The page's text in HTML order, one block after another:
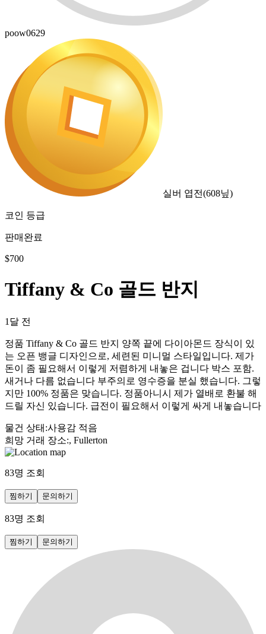
poow0629
실버 엽전(608닢)
코인 등급
판매완료
$700
Tiffany & Co 골드 반지
1달 전
정품 Tiffany & Co 골드 반지 양쪽 끝에 다이아몬드 장식이 있
는 오픈 뱅글 디자인으로, 세련된 미니멀 스타일입니다. 제가
돈이 좀 필요해서 이렇게 저렴하게 내놓은 겁니다 박스 포함.
새거나 다름 없습니다 부주의로 영수증을 분실 했습니다. 그렇
지만 100% 정품은 맞습니다. 정품아니시 제가 열배로 환불 해
드릴 자신 있습니다. 급전이 필요해서 이렇게 싸게 내놓습니다
물건 상태 :사용감 적음
희망 거래 장소:, Fullerton
83명 조회
찜하기 문의하기
83명 조회
찜하기 문의하기